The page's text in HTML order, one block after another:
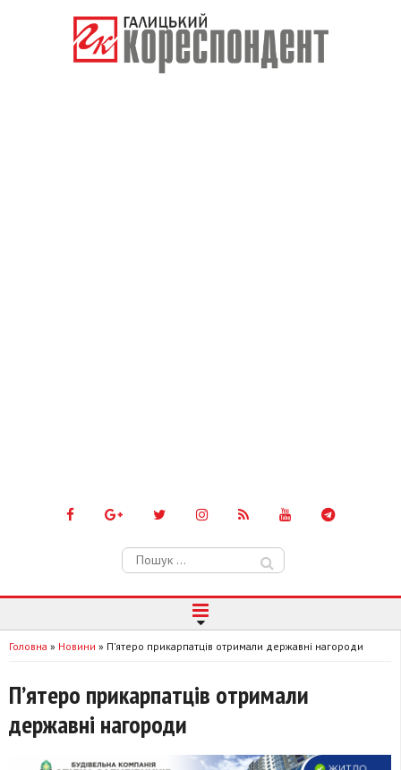
Пошук:
Головна » Новини » П’ятеро прикарпатців отримали державні нагороди
П’ятеро прикарпатців отримали
державні нагороди